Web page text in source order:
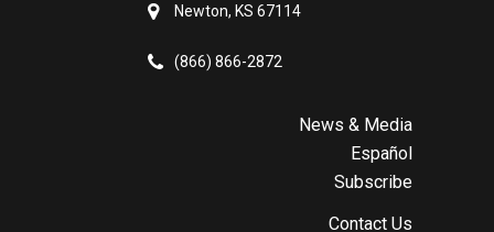
Newton, KS 67114
(866) 866-2872
News & Media
Español
Subscribe
Contact Us